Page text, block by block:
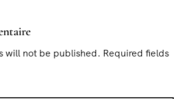
will not be published. Required fields